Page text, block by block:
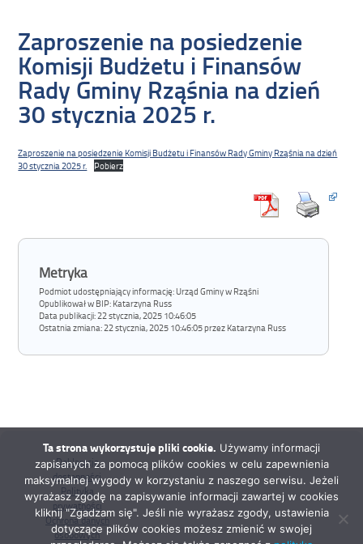
Zaproszenie na posiedzenie
Komisji Budżetu i Finansów
Rady Gminy Rząśnia na dzień
30 stycznia 2025 r.
Zaproszenie na posiedzenie Komisji Budżetu i Finansów Rady Gminy Rząśnia na dzień
30 stycznia 2025 r.
Pobierz
Metryka
Podmiot udostępniający informację: Urząd Gminy w Rząśni
Opublikował w BIP: Katarzyna Russ
Data publikacji:22 stycznia, 2025 10:46:05
Ostatnia zmiana:22 stycznia, 2025 10:46:05 przez Katarzyna Russ
Deklaracja
dostępności
Polityka
prywatności
Ochrona danych
osobowych
Ta strona wykorzystuje pliki cookie. Używamy informacji
zapisanych za pomocą plików cookies w celu zapewnienia
maksymalnej wygody w korzystaniu z naszego serwisu. Jeżeli
wyrażasz zgodę na zapisywanie informacji zawartej w cookies
kliknij "Zgadzam się". Jeśli nie wyrażasz zgody, ustawienia
dotyczące plików cookies możesz zmienić w swojej